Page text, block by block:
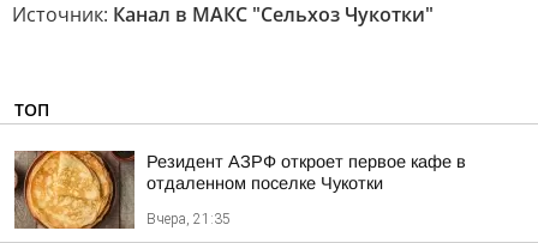
Источник: Канал в МАКС "Сельхоз Чукотки"
ТОП
Резидент АЗРФ откроет первое кафе в
отдаленном поселке Чукотки
Вчера, 21:35